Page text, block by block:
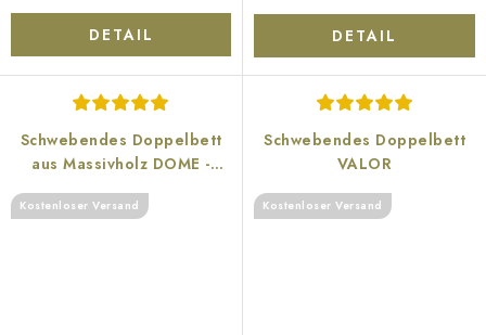
DETAIL DETAIL
Schwebendes Doppelbett
aus Massivholz DOME -
Kostenloser Versand
Schwebendes Doppelbett
VALOR
Kostenloser Versand